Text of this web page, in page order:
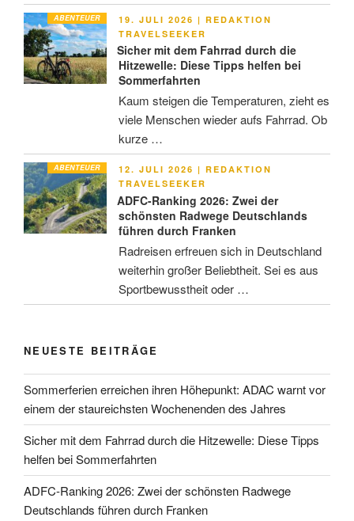
ABENTEUER
VERÖFFENTLICHT
AM
19. JULI 2026 | REDAKTION
TRAVELSEEKER
Sicher mit dem Fahrrad durch die
Hitzewelle: Diese Tipps helfen bei
Sommerfahrten
Kaum steigen die Temperaturen, zieht es
viele Menschen wieder aufs Fahrrad. Ob
kurze …
ABENTEUER
VERÖFFENTLICHT
AM
12. JULI 2026 | REDAKTION
TRAVELSEEKER
ADFC-Ranking 2026: Zwei der
schönsten Radwege Deutschlands
führen durch Franken
Radreisen erfreuen sich in Deutschland
weiterhin großer Beliebtheit. Sei es aus
Sportbewusstheit oder …
NEUESTE BEITRÄGE
Sommerferien erreichen ihren Höhepunkt: ADAC warnt vor
einem der staureichsten Wochenenden des Jahres
Sicher mit dem Fahrrad durch die Hitzewelle: Diese Tipps
helfen bei Sommerfahrten
ADFC-Ranking 2026: Zwei der schönsten Radwege
Deutschlands führen durch Franken